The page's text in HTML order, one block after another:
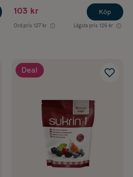
103 kr
Ord.pris 127 kr Lägsta pris 126 kr
Köp
Deal